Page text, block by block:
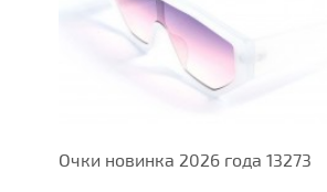
Очки новинка 2026 года 13273